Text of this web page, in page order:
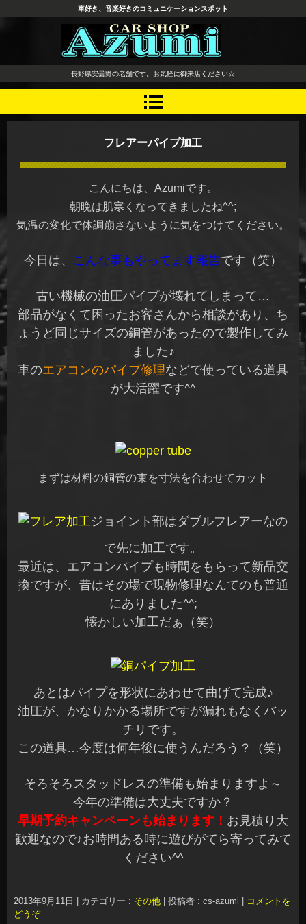
長野県 安曇野市 タイヤ ホ
イール デッドニング カーオ
ーディオ レカロシート
車好き、音楽好きのコミュニケーションスポット
長野県安曇野の老舗です。お気軽に御来店ください☆
フレアーパイプ加工
こんにちは、Azumiです。
朝晩は肌寒くなってきましたね^^;
気温の変化で体調崩さないように気をつけてください。
今日は、 こんな事もやってます報告です（笑）
古い機械の油圧パイプが壊れてしまって…
部品がなくて困ったお客さんから相談があり、ち
ょうど同じサイズの銅管があったので製作してみ
ました♪
車のエアコンのパイプ修理などで使っている道具
が大活躍です^^
まずは材料の銅管の束を寸法を合わせてカット
ジョイント部はダブルフレアーなの
で先に加工です。
最近は、エアコンパイプも時間をもらって新品交
換ですが、昔はその場で現物修理なんてのも普通
にありました^^;
懐かしい加工だぁ（笑）
あとはパイプを形状にあわせて曲げて完成♪
油圧が、かなりかかる場所ですが漏れもなくバッ
チリです。
この道具…今度は何年後に使うんだろう？（笑）
そろそろスタッドレスの準備も始まりますよ～
今年の準備は大丈夫ですか？
早期予約キャンペーンも始まります！ お見積り大
歓迎なので♪お時間ある時に遊びがてら寄ってみて
ください^^
2013年9月11日 カテゴリー : その他 投稿者 : cs-azumi
コメントを
どうぞ